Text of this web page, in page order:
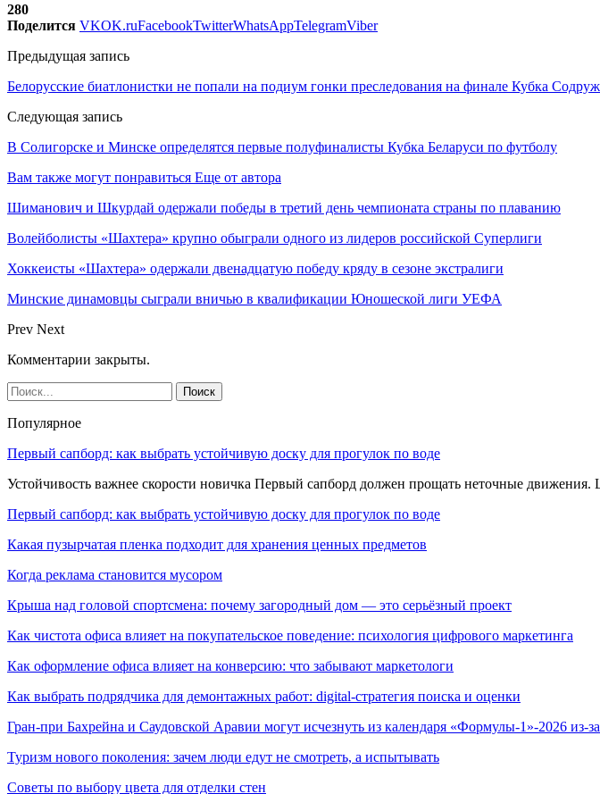
280
Поделится VKOK.ruFacebookTwitterWhatsAppTelegramViber
Предыдущая запись
Белорусские биатлонистки не попали на подиум гонки преследования на финале Кубка
Следующая запись
В Солигорске и Минске определятся первые полуфиналисты Кубка Беларуси по футболу
Вам также могут понравиться Еще от автора
Шиманович и Шкурдай одержали победы в третий день чемпионата страны по плаванию
Волейболисты «Шахтера» крупно обыграли одного из лидеров российской Суперлиги
Хоккеисты «Шахтера» одержали двенадцатую победу кряду в сезоне экстралиги
Минские динамовцы сыграли вничью в квалификации Юношеской лиги УЕФА
Prev Next
Комментарии закрыты.
Популярное
Первый сапборд: как выбрать устойчивую доску для прогулок по воде
Устойчивость важнее скорости новичка Первый сапборд должен прощать неточные
Первый сапборд: как выбрать устойчивую доску для прогулок по воде
Какая пузырчатая пленка подходит для хранения ценных предметов
Когда реклама становится мусором
Крыша над головой спортсмена: почему загородный дом — это серьёзный проект
Как чистота офиса влияет на покупательское поведение: психология цифрового маркетинга
Как оформление офиса влияет на конверсию: что забывают маркетологи
Как выбрать подрядчика для демонтажных работ: digital-стратегия поиска и оценки
Гран-при Бахрейна и Саудовской Аравии могут исчезнуть из календаря «Формулы-1»-2026 из-
Туризм нового поколения: зачем люди едут не смотреть, а испытывать
Советы по выбору цвета для отделки стен